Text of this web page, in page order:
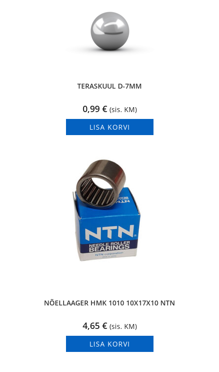
TERASKUUL D-7MM
0,99 € (sis. KM)
LISA KORVI
NÕELLAAGER HMK 1010 10X17X10 NTN
4,65 € (sis. KM)
LISA KORVI